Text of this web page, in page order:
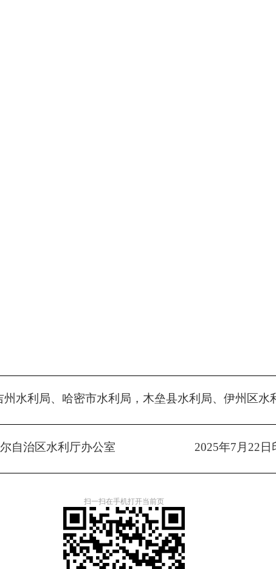
州 水利局、 哈密市水利局 ， 木垒县水利局、伊州区水
自治区水利厅办公室 2025年7 月 22 日
扫一扫在手机打开当前页